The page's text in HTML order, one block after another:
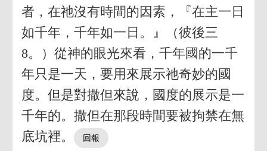
者，在祂沒有時間的因素，『在主一日
如千年，千年如一日。』（彼後三
8。）從神的眼光來看，千年國的一千
年只是一天，要用來展示祂奇妙的國
度。但是對撒但來說，國度的展示是一
千年的。撒但在那段時間要被拘禁在無
底坑裡。